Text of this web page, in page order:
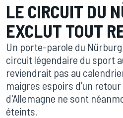
LE CIRCUIT DU
EXCLUT TOUT
Un porte-parole du
circuit légendaire du sport
reviendrait pas au
maigres espoirs d'un retour
d'Allemagne ne sont
éteints.